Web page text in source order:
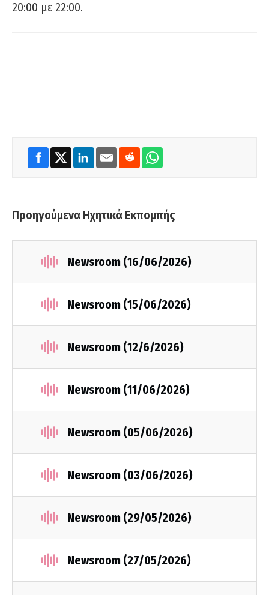
20:00 με 22:00.
Προηγούμενα Ηχητικά Εκπομπής
Newsroom (16/06/2026)
Newsroom (15/06/2026)
Newsroom (12/6/2026)
Newsroom (11/06/2026)
Newsroom (05/06/2026)
Newsroom (03/06/2026)
Newsroom (29/05/2026)
Newsroom (27/05/2026)